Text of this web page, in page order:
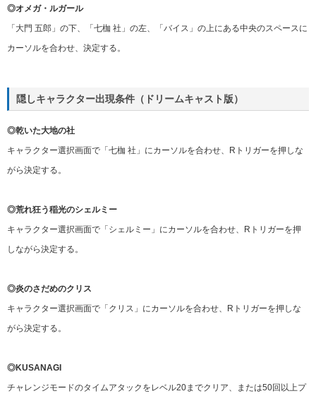
◎オメガ・ルガール
「大門 五郎」の下、「七枷 社」の左、「バイス」の上にある中央のスペースに
カーソルを合わせ、決定する。
隠しキャラクター出現条件（ドリームキャスト版）
◎乾いた大地の社
キャラクター選択画面で「七枷 社」にカーソルを合わせ、Rトリガーを押しな
がら決定する。
◎荒れ狂う稲光のシェルミー
キャラクター選択画面で「シェルミー」にカーソルを合わせ、Rトリガーを押
しながら決定する。
◎炎のさだめのクリス
キャラクター選択画面で「クリス」にカーソルを合わせ、Rトリガーを押しな
がら決定する。
◎KUSANAGI
チャレンジモードのタイムアタックをレベル20までクリア、または50回以上プ